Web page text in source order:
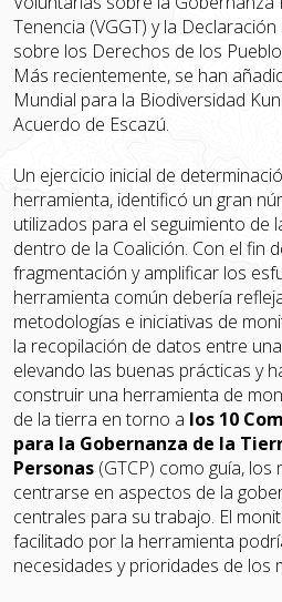
Tenencia (VGGT) y la
sobre los Derechos de los
Más recientemente, se han
Mundial para la Biodiversidad
Acuerdo de Escazú.
Un ejercicio inicial de
herramienta, identificó un gran
utilizados para el seguimiento de
dentro de la Coalición. Con el fin
fragmentación y amplificar los
herramienta común debería
metodologías e iniciativas de
la recopilación de datos entre
elevando las buenas prácticas y
construir una herramienta de
de la tierra en torno a los 10
para la Gobernanza de la
Personas (GTCP) como guía,
centrarse en aspectos de la
centrales para su trabajo. El
facilitado por la herramienta
necesidades y prioridades de los